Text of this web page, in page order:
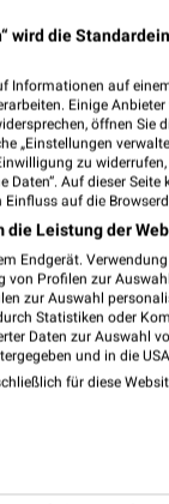
Uhr | Geschlossen
wird die
auf
Einige
öffnen Sie
„Einstellungen
zu
Daten“. Auf dieser
auf die
Leistung der
Endgerät.
Profilen zur
zur Auswahl
Statistiken oder
Daten zur Auswahl
und in die
für diese